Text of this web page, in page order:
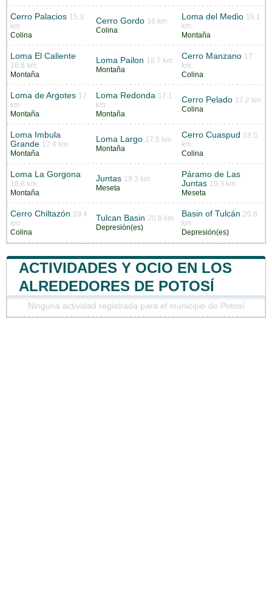
Cerro Palacios 15.3
km
Colina
Cerro Gordo 16 km
Colina
Loma del Medio 16.1
km
Montaña
Loma El Caliente
16.6 km
Montaña
Loma Pailon 16.7 km
Montaña
Cerro Manzano 17
km
Colina
Loma de Argotes 17
km
Montaña
Loma Redonda 17.1
km
Montaña
Cerro Pelado 17.2 km
Colina
Loma Imbula
Grande 17.4 km
Montaña
Loma Largo 17.5 km
Montaña
Cerro Cuaspud 18.5
km
Colina
Loma La Gorgona
18.8 km
Montaña
Juntas 19.3 km
Meseta
Páramo de Las
Juntas 19.3 km
Meseta
Cerro Chiltazón 19.4
km
Colina
Tulcan Basin 20.8 km
Depresión(es)
Basin of Tulcán 20.8
km
Depresión(es)
ACTIVIDADES Y OCIO EN LOS
ALREDEDORES DE POTOSÍ
Ninguna actividad registrada para el municipio de Potosí